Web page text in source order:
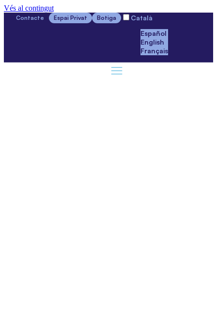
Vés al contingut
Contacte Espai Privat Botiga
Català
Español
English
Français